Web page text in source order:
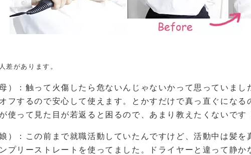
差があります。
）：触って火傷したら危ないんじゃないかって思っていまし
フするので安心して使えます。とかすだけで真っ直ぐになる
使って見た目が若返ると困るので、あまり教えたくないです
）：この前まで就職活動していたんですけど、活動中は髪を
プリーストレートを使ってました。ドライヤーと違って静か